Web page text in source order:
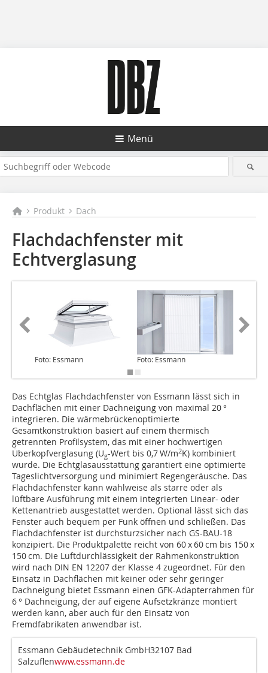
Menü
Produkt Dach
Flachdachfenster mit
Echtverglasung
Foto: Essmann Foto: Essmann
Das Echtglas Flachdachfenster von Essmann lässt sich in
Dachflächen mit einer Dachneigung von maximal 20 °
integrieren. Die wärmebrückenoptimierte
Gesamtkonstruktion basiert auf einem thermisch
getrennten Profilsystem, das mit einer hochwertigen
Überkopfverglasung (Ug-Wert bis 0,7 W/m2K) kombiniert
wurde. Die Echtglasausstattung garantiert eine optimierte
Tageslichtversorgung und minimiert Regengeräusche. Das
Flachdachfenster kann wahlweise als starre oder als
lüftbare Ausführung mit einem integrierten Linear- oder
Kettenantrieb ausgestattet werden. Optional lässt sich das
Fenster auch bequem per Funk öffnen und schließen. Das
Flachdachfenster ist durchsturzsicher nach GS-BAU-18
konzipiert. Die Produktpalette reicht von 60 x 60 cm bis 150 x
150 cm. Die Luftdurchlässigkeit der Rahmenkonstruktion
wird nach DIN EN 12207 der Klasse 4 zugeordnet. Für den
Einsatz in Dachflächen mit keiner oder sehr geringer
Dachneigung bietet Essmann einen GFK-Adapterrahmen für
6 ° Dachneigung, der auf eigene Aufsetzkränze montiert
werden kann, aber auch für den Einsatz von
Fremdfabrikaten anwendbar ist.
Essmann Gebäudetechnik GmbH32107 Bad
Salzuflenwww.essmann.de